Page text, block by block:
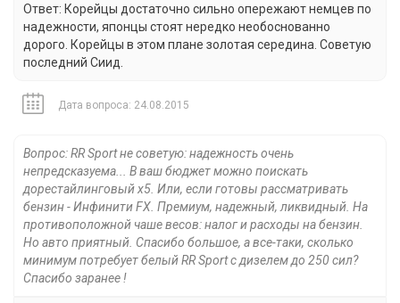
Ответ: Корейцы достаточно сильно опережают немцев по
надежности, японцы стоят нередко необоснованно
дорого. Корейцы в этом плане золотая середина. Советую
последний Сиид.
Дата вопроса: 24.08.2015
Вопрос: RR Sport не советую: надежность очень
непредсказуема... В ваш бюджет можно поискать
дорестайлинговый х5. Или, если готовы рассматривать
бензин - Инфинити FX. Премиум, надежный, ликвидный. На
противоположной чаше весов: налог и расходы на бензин.
Но авто приятный. Спасибо большое, а все-таки, сколько
минимум потребует белый RR Sport с дизелем до 250 сил?
Спасибо заранее !